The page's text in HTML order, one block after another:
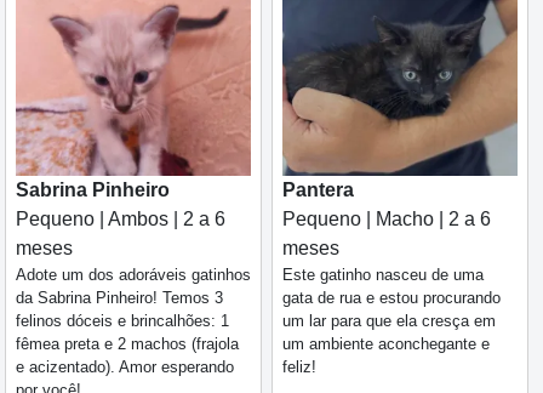
Sabrina Pinheiro
Pequeno | Ambos | 2 a 6
meses
Adote um dos adoráveis gatinhos
da Sabrina Pinheiro! Temos 3
felinos dóceis e brincalhões: 1
fêmea preta e 2 machos (frajola
e acizentado). Amor esperando
Pantera
Pequeno | Macho | 2 a 6
meses
Este gatinho nasceu de uma
gata de rua e estou procurando
um lar para que ela cresça em
um ambiente aconchegante e
feliz!